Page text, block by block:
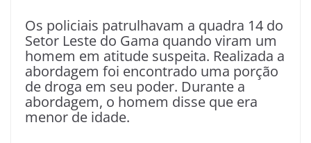
Os policiais patrulhavam a quadra 14 do
Setor Leste do Gama quando viram um
homem em atitude suspeita. Realizada a
abordagem foi encontrado uma porção
de droga em seu poder. Durante a
abordagem, o homem disse que era
menor de idade.